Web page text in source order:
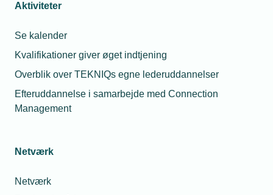
Aktiviteter
Se kalender
Kvalifikationer giver øget indtjening
Overblik over TEKNIQs egne lederuddannelser
Efteruddannelse i samarbejde med Connection
Management
Netværk
Netværk